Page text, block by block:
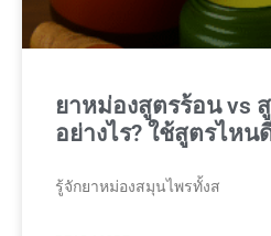
ยาหม่องสูตรร้อน vs
อย่างไร? ใช้สูตรไหน
รู้จักยาหม่องสมุนไพรทั้งส